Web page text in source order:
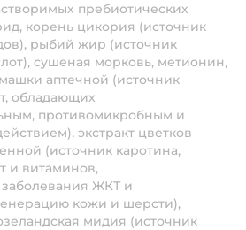
пребиотических
корень цикория (источник
рыбий жир (источник
сушеная морковь, метионин,
аптечной (источник
обладающих
противомикробным и
экстракт цветков
(источник каротина,
и витаминов,
ЖКТ и
кожи и шерсти),
мидия (источник